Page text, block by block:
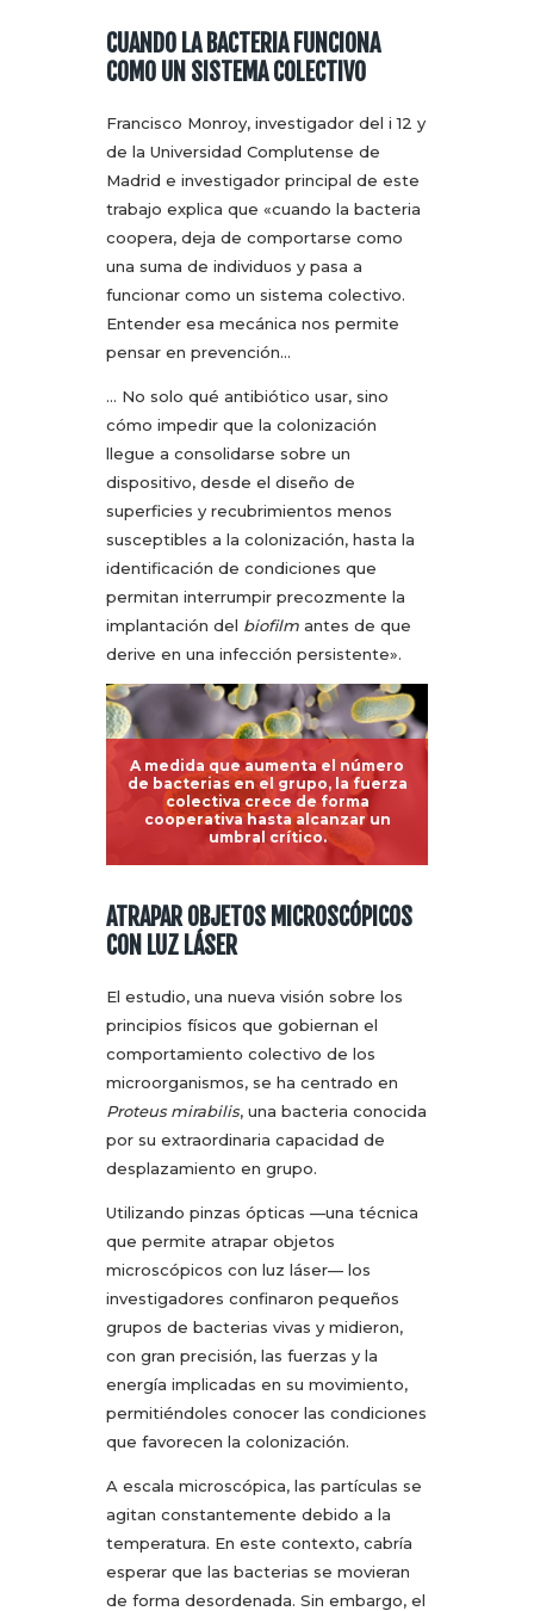
CUANDO LA BACTERIA FUNCIONA
COMO UN SISTEMA COLECTIVO
Francisco Monroy, investigador del i 12 y
de la Universidad Complutense de
Madrid e investigador principal de este
trabajo explica que «cuando la bacteria
coopera, deja de comportarse como
una suma de individuos y pasa a
funcionar como un sistema colectivo.
Entender esa mecánica nos permite
pensar en prevención…
… No solo qué antibiótico usar, sino
cómo impedir que la colonización
llegue a consolidarse sobre un
dispositivo, desde el diseño de
superficies y recubrimientos menos
susceptibles a la colonización, hasta la
identificación de condiciones que
permitan interrumpir precozmente la
implantación del biofilm antes de que
derive en una infección persistente».
A medida que aumenta el número
de bacterias en el grupo, la fuerza
colectiva crece de forma
cooperativa hasta alcanzar un
umbral crítico.
ATRAPAR OBJETOS MICROSCÓPICOS
CON LUZ LÁSER
El estudio, una nueva visión sobre los
principios físicos que gobiernan el
comportamiento colectivo de los
microorganismos, se ha centrado en
Proteus mirabilis, una bacteria conocida
por su extraordinaria capacidad de
desplazamiento en grupo.
Utilizando pinzas ópticas —una técnica
que permite atrapar objetos
microscópicos con luz láser— los
investigadores confinaron pequeños
grupos de bacterias vivas y midieron,
con gran precisión, las fuerzas y la
energía implicadas en su movimiento,
permitiéndoles conocer las condiciones
que favorecen la colonización.
A escala microscópica, las partículas se
agitan constantemente debido a la
temperatura. En este contexto, cabría
esperar que las bacterias se movieran
de forma desordenada. Sin embargo, el